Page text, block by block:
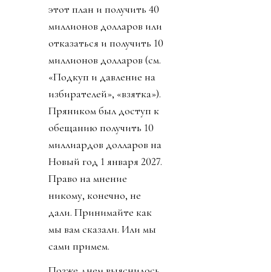
этот план и получить 40
миллионов долларов или
отказаться и получить 10
миллионов долларов (см.
«Подкуп и давление на
избирателей», «взятка»).
Пряником был доступ к
обещанию получить 10
миллиардов долларов на
Новый год 1 января 2027.
Право на мнение
никому, конечно, не
дали. Принимайте как
мы вам сказали. Или мы
сами примем.